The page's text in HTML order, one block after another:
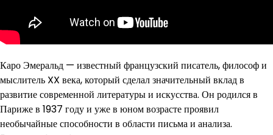
Каро Эмеральд — известный французский писатель, философ и
мыслитель XX века, который сделал значительный вклад в
развитие современной литературы и искусства. Он родился в
Париже в 1937 году и уже в юном возрасте проявил
необычайные способности в области письма и анализа.